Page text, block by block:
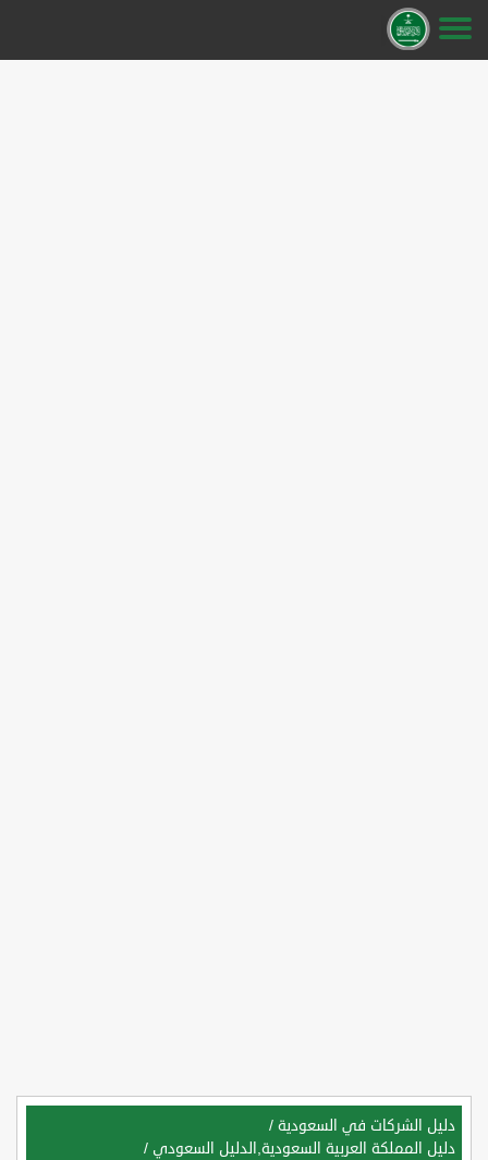
دليل الشركات في السعودية /
دليل المملكة العربية السعودية,الدليل السعودي /